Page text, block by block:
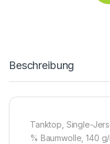
Beschreibung
Tanktop, Single-
% Baumwolle, 140